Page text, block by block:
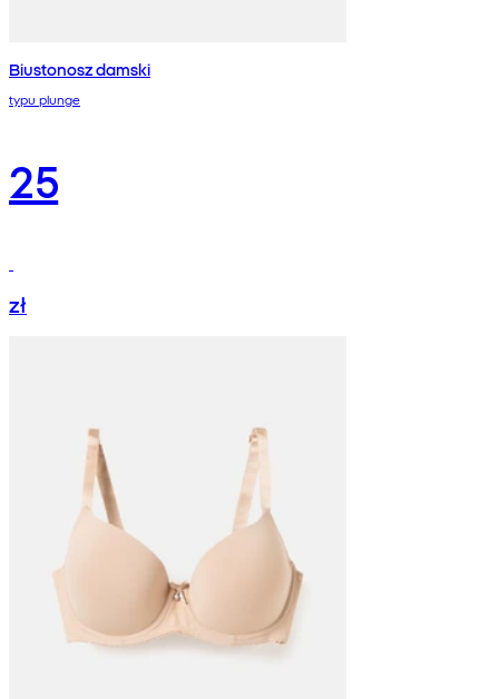
Biustonosz damski
typu plunge
25
zł